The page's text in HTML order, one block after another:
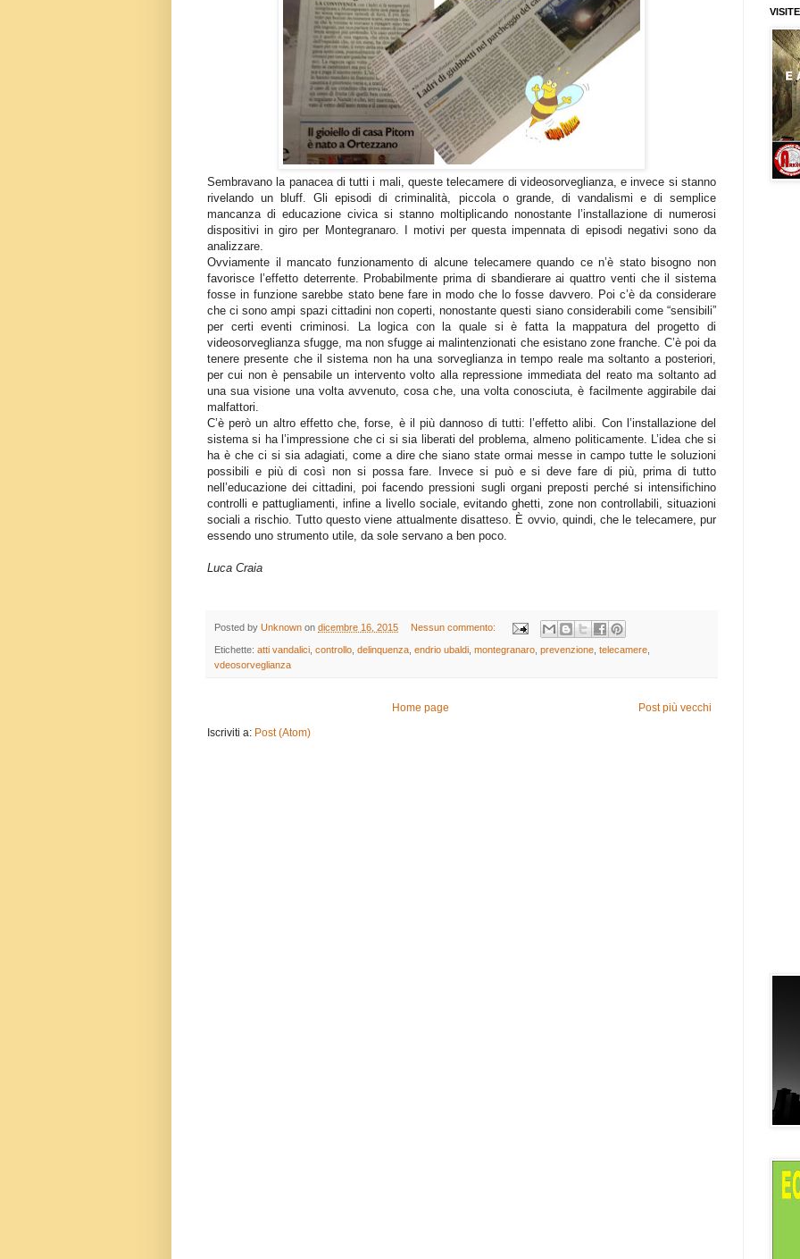
Sembravano la panacea di tutti i mali, queste telecamere di videosorveglianza, e invece si stanno
rivelando un bluff. Gli episodi di criminalità, piccola o grande, di vandalismi e di semplice
mancanza di educazione civica si stanno moltiplicando nonostante l’installazione di numerosi
dispositivi in giro per Montegranaro. I motivi per questa impennata di episodi negativi sono da
analizzare.
Ovviamente il mancato funzionamento di alcune telecamere quando ce n’è stato bisogno non
favorisce l’effetto deterrente. Probabilmente prima di sbandierare ai quattro venti che il sistema
fosse in funzione sarebbe stato bene fare in modo che lo fosse davvero. Poi c’è da considerare
che ci sono ampi spazi cittadini non coperti, nonostante questi siano considerabili come “sensibili”
per certi eventi criminosi. La logica con la quale si è fatta la mappatura del progetto di
videosorveglianza sfugge, ma non sfugge ai malintenzionati che esistano zone franche. C’è poi da
tenere presente che il sistema non ha una sorveglianza in tempo reale ma soltanto a posteriori,
per cui non è pensabile un intervento volto alla repressione immediata del reato ma soltanto ad
una sua visione una volta avvenuto, cosa che, una volta conosciuta, è facilmente aggirabile dai
malfattori.
C’è però un altro effetto che, forse, è il più dannoso di tutti: l’effetto alibi. Con l’installazione del
sistema si ha l’impressione che ci si sia liberati del problema, almeno politicamente. L’idea che si
ha è che ci si sia adagiati, come a dire che siano state ormai messe in campo tutte le soluzioni
possibili e più di così non si possa fare. Invece si può e si deve fare di più, prima di tutto
nell’educazione dei cittadini, poi facendo pressioni sugli organi preposti perché si intensifichino
controlli e pattugliamenti, infine a livello sociale, evitando ghetti, zone non controllabili, situazioni
sociali a rischio. Tutto questo viene attualmente disatteso. È ovvio, quindi, che le telecamere, pur
essendo uno strumento utile, da sole servano a ben poco.
Luca Craia
Posted by Unknown on dicembre 16, 2015 Nessun commento:
Etichette: atti vandalici controllo delinquenza endrio ubaldi montegranaro prevenzione telecamere
vdeosorveglianza
Post più vecchi
Home page
Iscriviti a: Post (Atom)
VISITE